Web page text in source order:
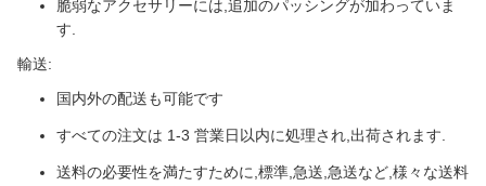
脆弱なアクセサリーには,追加のパッシングが加わっていま
す.
輸送:
国内外の配送も可能です
すべての注文は 1-3 営業日以内に処理され,出荷されます.
送料の必要性を満たすために,標準,急送,急送など,様々な送料